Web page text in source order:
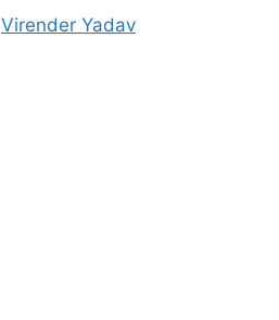
Virender Yadav